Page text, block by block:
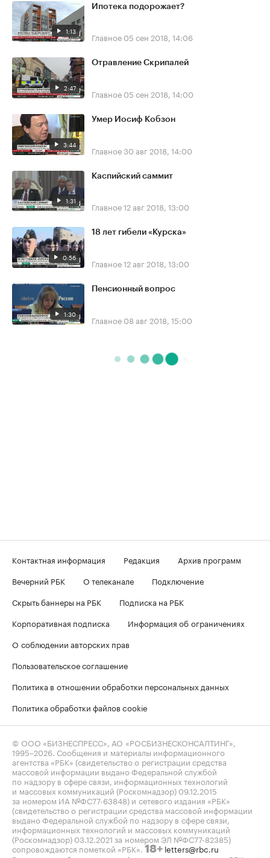
1:13
Ипотека подорожает?
Главное 05 сен 2018, 14:06
2:47
Отравление Скрипалей
Главное 05 сен 2018, 14:00
3:44
Умер Иосиф Кобзон
Главное30 авг 2018, 14:00
1:31
Каспийский саммит
Главное12 авг 2018, 13:00
0:56
18 лет гибели «Курска»
Главное12 авг 2018, 13:00
1:30
Пенсионный вопрос
Главное 08 авг 2018, 15:00
Контактная информация Редакция
Архив программ
Вечерний РБК
О телеканале
Подключение
Скрыть баннеры на РБК
Подписка на РБК
Корпоративная подписка
Информация об ограничениях
О соблюдении авторских прав
Пользовательское соглашение
Политика в отношении обработки персональных данных
Политика обработки файлов cookie
© ООО «БИЗНЕСПРЕСС», АО «РОСБИЗНЕСКОНСАЛТИНГ»,
1995–2026 . Сообщения и материалы информационного
агентства «РБК» (свидетельство о регистрации средства
массовой информации выдано Федеральной службой
по надзору в сфере связи, информационных технологий
и массовых коммуникаций (Роскомнадзор) 09.12.2015
за номером ИА №ФС77-63848) и сетевого издания «РБК»
(свидетельство о регистрации средства массовой информации
выдано Федеральной службой по надзору в сфере связи,
информационных технологий и массовых коммуникаций
(Роскомнадзор) 03.12.2021 за номером ЭЛ №ФС77-82385)
сопровождаются пометкой «РБК». 18+ letters@rbc.ru